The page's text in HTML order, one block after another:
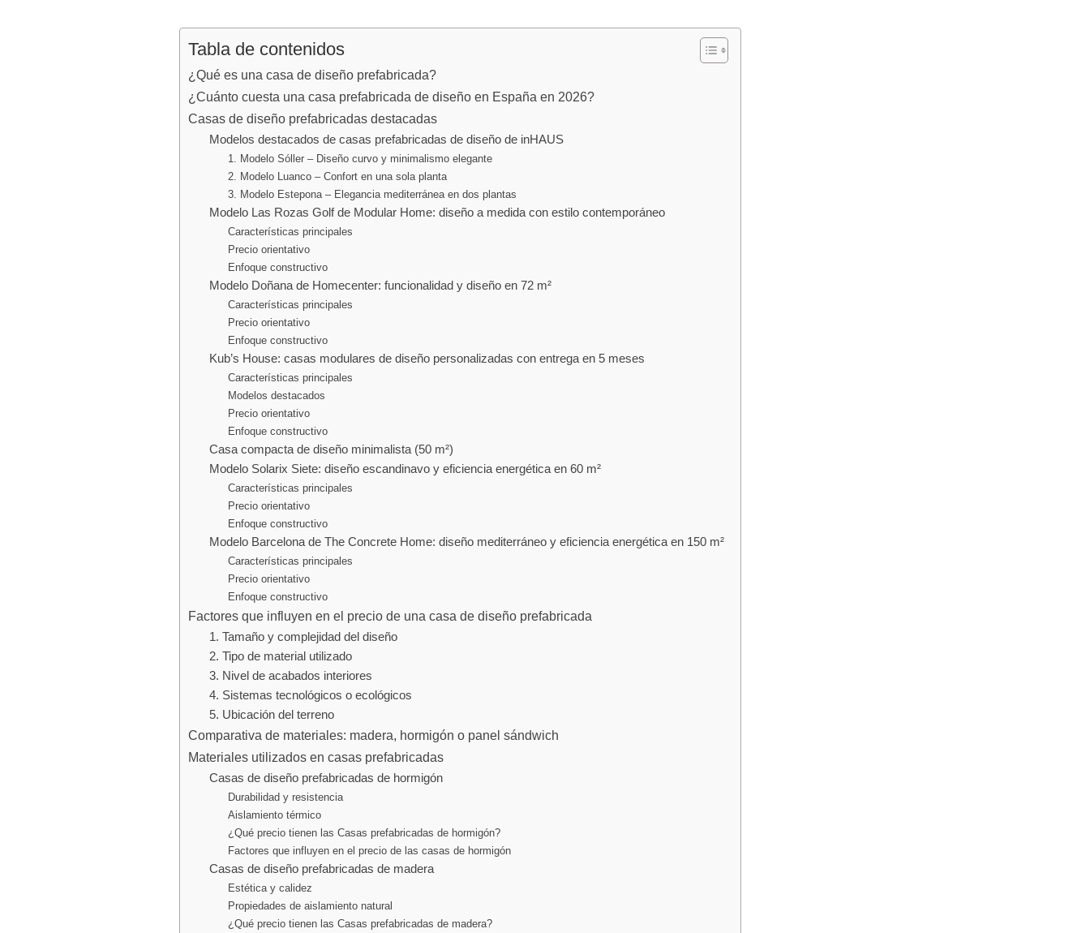
Tabla de contenidos
¿Qué es una casa de diseño prefabricada?
¿Cuánto cuesta una casa prefabricada de diseño en España en 2026?
Casas de diseño prefabricadas destacadas
Modelos destacados de casas prefabricadas de diseño de inHAUS
1. Modelo Sóller – Diseño curvo y minimalismo elegante
2. Modelo Luanco – Confort en una sola planta
3. Modelo Estepona – Elegancia mediterránea en dos plantas
Modelo Las Rozas Golf de Modular Home: diseño a medida con estilo contemporáneo
Características principales
Precio orientativo
Enfoque constructivo
Modelo Doñana de Homecenter: funcionalidad y diseño en 72 m²
Características principales
Precio orientativo
Enfoque constructivo
Kub’s House: casas modulares de diseño personalizadas con entrega en 5 meses
Características principales
Modelos destacados
Precio orientativo
Enfoque constructivo
Casa compacta de diseño minimalista (50 m²)
Modelo Solarix Siete: diseño escandinavo y eficiencia energética en 60 m²
Características principales
Precio orientativo
Enfoque constructivo
Modelo Barcelona de The Concrete Home: diseño mediterráneo y eficiencia energética en 150 m²
Características principales
Precio orientativo
Enfoque constructivo
Factores que influyen en el precio de una casa de diseño prefabricada
1. Tamaño y complejidad del diseño
2. Tipo de material utilizado
3. Nivel de acabados interiores
4. Sistemas tecnológicos o ecológicos
5. Ubicación del terreno
Comparativa de materiales: madera, hormigón o panel sándwich
Materiales utilizados en casas prefabricadas
Casas de diseño prefabricadas de hormigón
Durabilidad y resistencia
Aislamiento térmico
¿Qué precio tienen las Casas prefabricadas de hormigón?
Factores que influyen en el precio de las casas de hormigón
Casas de diseño prefabricadas de madera
Estética y calidez
Propiedades de aislamiento natural
¿Qué precio tienen las Casas prefabricadas de madera?